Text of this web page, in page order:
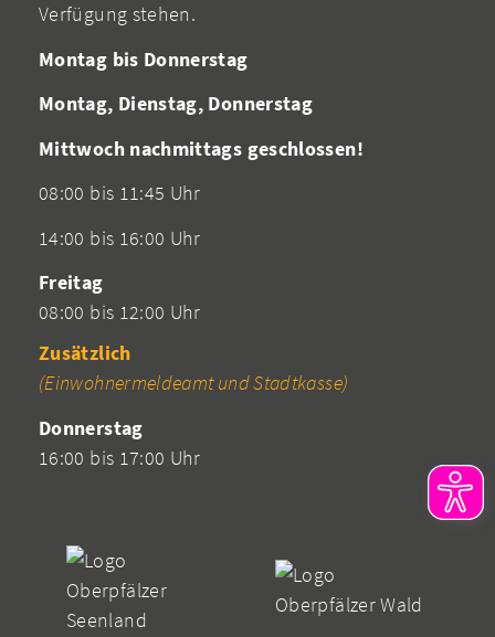
Verfügung stehen.
Montag bis Donnerstag
Montag, Dienstag, Donnerstag
Mittwoch nachmittags geschlossen!
08:00 bis 11:45 Uhr
14:00 bis 16:00 Uhr
Freitag
08:00 bis 12:00 Uhr
Zusätzlich
(Einwohnermeldeamt und Stadtkasse)
Donnerstag
16:00 bis 17:00 Uhr